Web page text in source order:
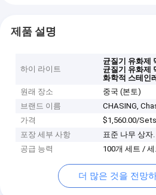
제품 설명
하이 라이트
균질기 유화제
균질기 유화제
화학적 스테인
원래 장소
중국 (본토)
브랜드 이름
CHASING,
가격
$1,560.00/
포장 세부 사항
표준 나무 상자.
공급 능력
100개 세트 /
더 많은 것을 전망